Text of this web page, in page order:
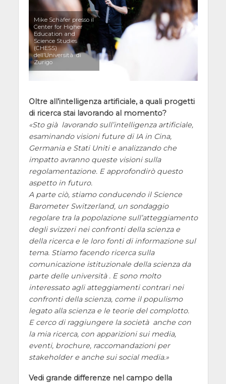
Mike Schäfer presso il
Center for Higher
Education and
Science Studies
(CHESS)
dell’Università di
Zurigo
Oltre all’intelligenza artificiale, a quali progetti
di ricerca stai lavorando al momento?
Sto già lavorando sull’intelligenza artificiale,
esaminando visioni future di IA in Cina,
Germania e Stati Uniti e analizzando che
impatto avranno queste visioni sulla
regolamentazione. E approfondirò questo
aspetto in futuro.
A parte ciò, stiamo conducendo il Science
Barometer Switzerland, un sondaggio
regolare tra la popolazione sull’atteggiamento
degli svizzeri nei confronti della scienza e
della ricerca e le loro fonti di informazione sul
tema. Stiamo facendo ricerca sulla
comunicazione istituzionale della scienza da
parte delle università . E sono molto
interessato agli atteggiamenti contrari nei
confronti della scienza, come il populismo
legato alla scienza e le teorie del complotto.
E cerco di raggiungere la società anche con
la mia ricerca, con apparizioni sui media,
eventi, brochure, raccomandazioni per
stakeholder e anche sui social media.
Vedi grande differenze nel campo della